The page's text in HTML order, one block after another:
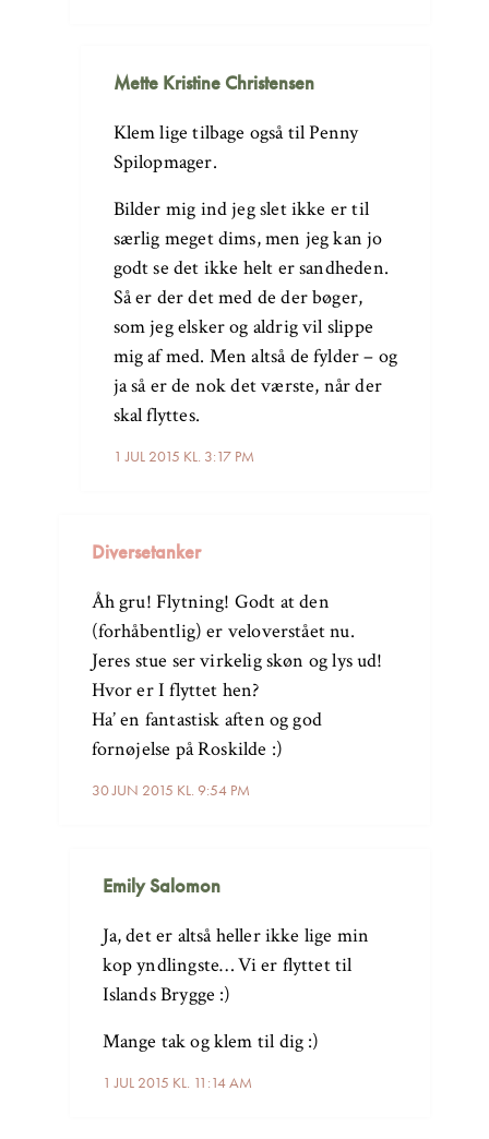
Mette Kristine Christensen
1 JUL 2015 KL. 3:17 PM
Klem lige tilbage også til Penny
Spilopmager.
Bilder mig ind jeg slet ikke er til
særlig meget dims, men jeg kan jo
godt se det ikke helt er sandheden.
Så er der det med de der bøger,
som jeg elsker og aldrig vil slippe
mig af med. Men altså de fylder – og
ja så er de nok det værste, når der
skal flyttes.
Diversetanker
30 JUN 2015 KL. 9:54 PM
Åh gru! Flytning! Godt at den
(forhåbentlig) er veloverstået nu.
Jeres stue ser virkelig skøn og lys ud!
Hvor er I flyttet hen?
Ha’ en fantastisk aften og god
fornøjelse på Roskilde :)
Emily Salomon
1 JUL 2015 KL. 11:14 AM
Ja, det er altså heller ikke lige min
kop yndlingste… Vi er flyttet til
Islands Brygge :)
Mange tak og klem til dig :)